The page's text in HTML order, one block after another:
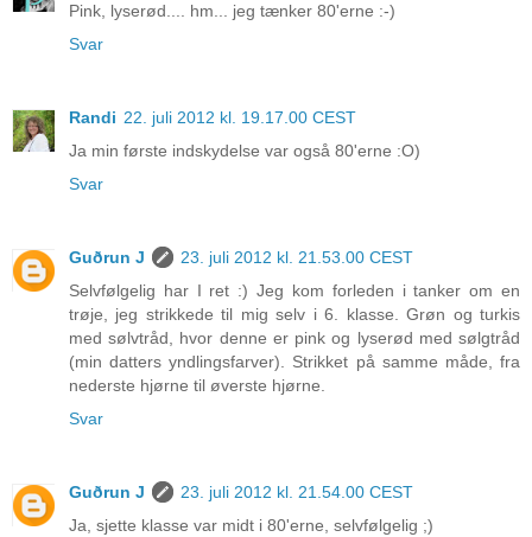
Pink, lyserød.... hm... jeg tænker 80'erne :-)
Svar
Randi 22. juli 2012 kl. 19.17.00 CEST
Ja min første indskydelse var også 80'erne :O)
Svar
Guðrun J
23. juli 2012 kl. 21.53.00 CEST
Selvfølgelig har I ret :) Jeg kom forleden i tanker om en
trøje, jeg strikkede til mig selv i 6. klasse. Grøn og turkis
med sølvtråd, hvor denne er pink og lyserød med sølgtråd
(min datters yndlingsfarver). Strikket på samme måde, fra
nederste hjørne til øverste hjørne.
Svar
Guðrun J
23. juli 2012 kl. 21.54.00 CEST
Ja, sjette klasse var midt i 80'erne, selvfølgelig ;)